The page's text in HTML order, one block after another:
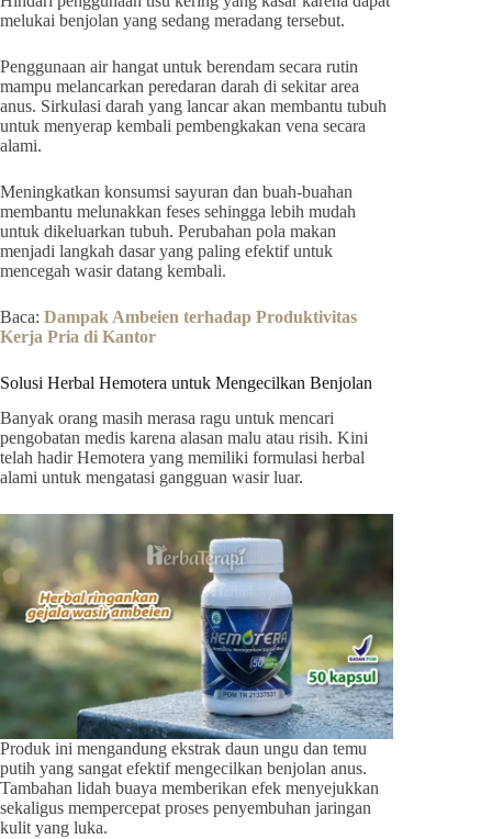
melukai benjolan yang sedang meradang tersebut.
Penggunaan air hangat untuk berendam secara rutin
mampu melancarkan peredaran darah di sekitar area
anus. Sirkulasi darah yang lancar akan membantu tubuh
untuk menyerap kembali pembengkakan vena secara
alami.
Meningkatkan konsumsi sayuran dan buah-buahan
membantu melunakkan feses sehingga lebih mudah
untuk dikeluarkan tubuh. Perubahan pola makan
menjadi langkah dasar yang paling efektif untuk
mencegah wasir datang kembali.
Baca: Dampak Ambeien terhadap Produktivitas
Kerja Pria di Kantor
Solusi Herbal Hemotera untuk Mengecilkan Benjolan
Banyak orang masih merasa ragu untuk mencari
pengobatan medis karena alasan malu atau risih. Kini
telah hadir Hemotera yang memiliki formulasi herbal
alami untuk mengatasi gangguan wasir luar.
Produk ini mengandung ekstrak daun ungu dan temu
putih yang sangat efektif mengecilkan benjolan anus.
Tambahan lidah buaya memberikan efek menyejukkan
sekaligus mempercepat proses penyembuhan jaringan
kulit yang luka.